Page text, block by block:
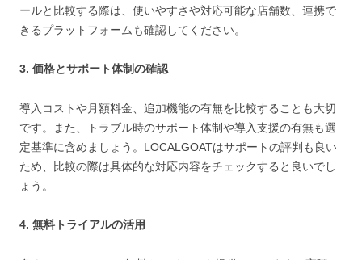
ールと比較する際は、使いやすさや対応可能な店舗数、連携で
きるプラットフォームも確認してください。
3. 価格とサポート体制の確認
導入コストや月額料金、追加機能の有無を比較することも大切
です。また、トラブル時のサポート体制や導入支援の有無も選
定基準に含めましょう。LOCALGOATはサポートの評判も良い
ため、比較の際は具体的な対応内容をチェックすると良いでし
ょう。
4. 無料トライアルの活用